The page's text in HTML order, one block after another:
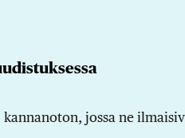
jossa ne